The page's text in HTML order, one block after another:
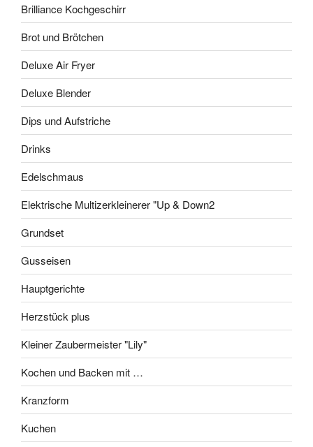
Brilliance Kochgeschirr
Brot und Brötchen
Deluxe Air Fryer
Deluxe Blender
Dips und Aufstriche
Drinks
Edelschmaus
Elektrische Multizerkleinerer "Up & Down2
Grundset
Gusseisen
Hauptgerichte
Herzstück plus
Kleiner Zaubermeister "Lily"
Kochen und Backen mit …
Kranzform
Kuchen